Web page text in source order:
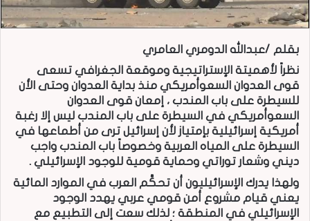
بقلم /عبدالله الدومري العامري
نظراً لأهميتة الإستراتيجية وموقعة الجغرافي تسعى
قوى العدوان السعوأمريكي منذ بداية العدوان وحتى الأن
للسيطرة على باب المندب ، إمعان قوى العدوان
السعوأمريكي في السيطرة على باب المندب ليس إلا رغبة
أمريكية إسرائيلية بإمتياز لأن إسرائيل ترى من أطماعها في
السيطرة على المياه العربية وخصوصاً باب المندب واجب
ديني وشعار توراتي وحماية قومية للوجود الإسرائيلي .
ولهذا يدرك الإسرائيليون أن تحكَّم العرب في الموارد المائية
يعني قيام مشروع أمن قومي عربي يهدد الوجود
الإسرائيلي في المنطقة ؛ لذلك سعت إلى التطبيع مع